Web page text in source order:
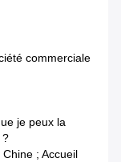
commerciale
je peux la
?
; Accueil